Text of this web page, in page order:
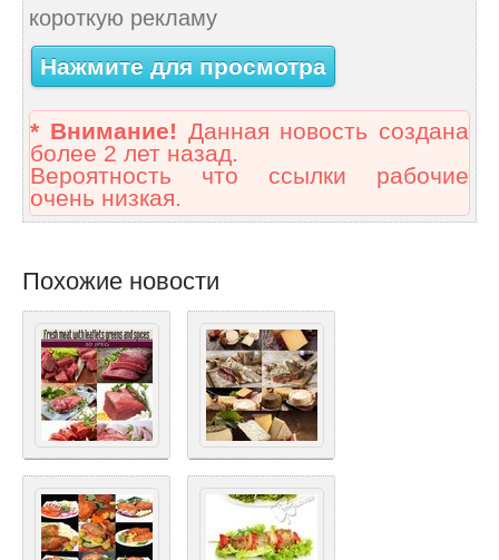
короткую рекламу
Нажмите для просмотра
* Внимание! Данная новость создана
более 2 лет назад.
Вероятность что ссылки рабочие
очень низкая.
Похожие новости